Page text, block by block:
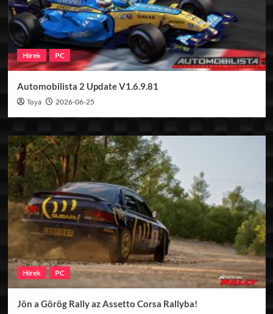
Hírek PC
Automobilista 2 Update V1.6.9.81
Toya 2026-06-25
Hírek PC
Jön a Görög Rally az Assetto Corsa Rallyba!